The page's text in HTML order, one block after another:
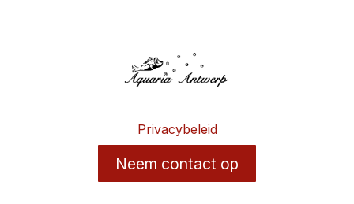
Privacybeleid
Neem contact op